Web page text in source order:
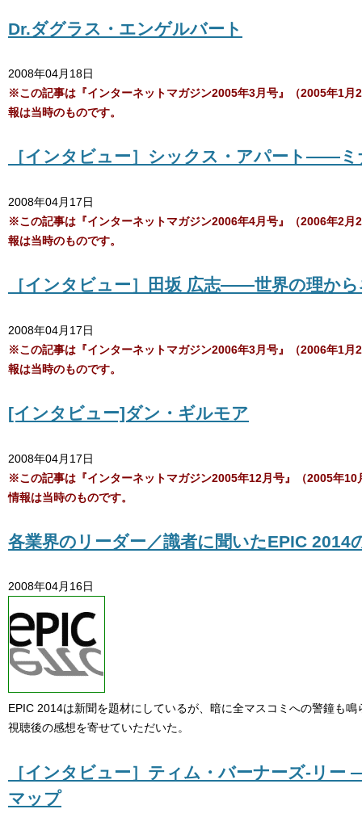
Dr.ダグラス・エンゲルバート
2008年04月18日
※この記事は『インターネットマガジン2005年3月号』（2005年1
報は当時のものです。
［インタビュー］シックス・アパート――
2008年04月17日
※この記事は『インターネットマガジン2006年4月号』（2006年2
報は当時のものです。
［インタビュー］田坂 広志――世界の理か
2008年04月17日
※この記事は『インターネットマガジン2006年3月号』（2006年1
報は当時のものです。
[インタビュー]ダン・ギルモア
2008年04月17日
※この記事は『インターネットマガジン2005年12月号』（2005年
情報は当時のものです。
各業界のリーダー／識者に聞いたEPIC 2014
2008年04月16日
EPIC 2014は新聞を題材にしているが、暗に全マスコミへの警鐘も
視聴後の感想を寄せていただいた。
［インタビュー］ティム・バーナーズ-リ
マップ